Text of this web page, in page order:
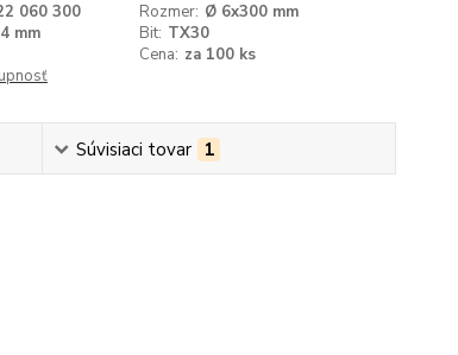
060 300 Rozmer: Ø 6x300 mm
mm Bit: TX30
Cena: za 100 ks
Súvisiaci tovar 1